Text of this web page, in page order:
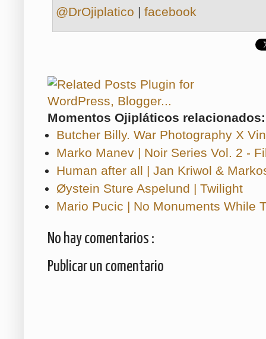
@DrOjiplatico | facebook
Momentos Ojipláticos relacionados:
Butcher Billy. War Photography X
Marko Manev | Noir Series Vol. 2 -
Human after all | Jan Kriwol &
Øystein Sture Aspelund | Twilight
Mario Pucic | No Monuments While
No hay comentarios :
Publicar un comentario